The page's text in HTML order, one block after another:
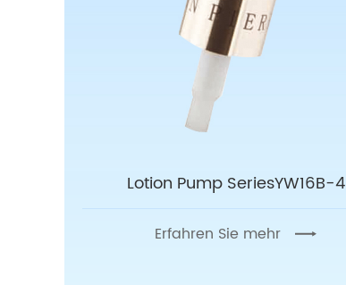
Lotion Pump SeriesYW16B-4
Erfahren Sie mehr